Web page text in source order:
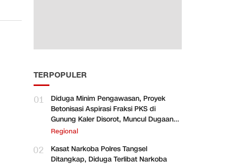
TERPOPULER
01
Diduga Minim Pengawasan, Proyek
Betonisasi Aspirasi Fraksi PKS di
Gunung Kaler Disorot, Muncul Dugaan
Pengurangan Volume
Regional
02
Kasat Narkoba Polres Tangsel
Ditangkap, Diduga Terlibat Narkoba